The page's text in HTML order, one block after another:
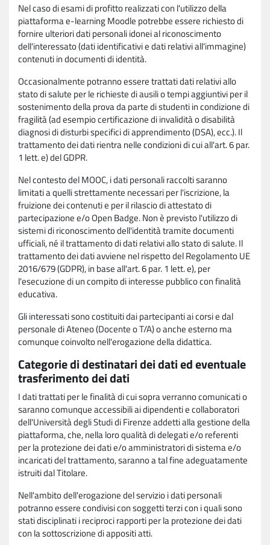
Nel caso di esami di profitto realizzati con l'utilizzo della
piattaforma e-learning Moodle potrebbe essere richiesto di
fornire ulteriori dati personali idonei al riconoscimento
dell'interessato (dati identificativi e dati relativi all'immagine)
contenuti in documenti di identità.
Occasionalmente potranno essere trattati dati relativi allo
stato di salute per le richieste di ausili o tempi aggiuntivi per il
sostenimento della prova da parte di studenti in condizione di
fragilità (ad esempio certificazione di invalidità o disabilità
diagnosi di disturbi specifici di apprendimento (DSA), ecc.). Il
trattamento dei dati rientra nelle condizioni di cui all'art. 6 par.
1 lett. e) del GDPR.
Nel contesto del MOOC, i dati personali raccolti saranno
limitati a quelli strettamente necessari per l'iscrizione, la
fruizione dei contenuti e per il rilascio di attestato di
partecipazione e/o Open Badge. Non è previsto l'utilizzo di
sistemi di riconoscimento dell'identità tramite documenti
ufficiali, né il trattamento di dati relativi allo stato di salute. Il
trattamento dei dati avviene nel rispetto del Regolamento UE
2016/679 (GDPR), in base all'art. 6 par. 1 lett. e), per
l'esecuzione di un compito di interesse pubblico con finalità
educativa.
Gli interessati sono costituiti dai partecipanti ai corsi e dal
personale di Ateneo (Docente o T/A) o anche esterno ma
comunque coinvolto nell'erogazione della didattica.
Categorie di destinatari dei dati ed eventuale
trasferimento dei dati
I dati trattati per le finalità di cui sopra verranno comunicati o
saranno comunque accessibili ai dipendenti e collaboratori
dell'Università degli Studi di Firenze addetti alla gestione della
piattaforma, che, nella loro qualità di delegati e/o referenti
per la protezione dei dati e/o amministratori di sistema e/o
incaricati del trattamento, saranno a tal fine adeguatamente
istruiti dal Titolare.
Nell'ambito dell'erogazione del servizio i dati personali
potranno essere condivisi con soggetti terzi con i quali sono
stati disciplinati i reciproci rapporti per la protezione dei dati
con la sottoscrizione di appositi atti.